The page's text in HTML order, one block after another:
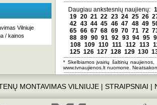
Vilniuje
/ kainos
Daugiau ankstesnių naujienų: 1
19 20 21 22 23 24 25 26
42 43 44 45 46 47 48 49
65 66 67 68 69 70 71 72
88 89 90 91 92 93 94 95
108 109 110 111 112 113
125 126 127 128 129 130
* Skelbiamos įvairių šaltinių
www.tvnaujienos.lt nuomone.
MONTAVIMAS VILNIUJE| STRAIPSNIAI |